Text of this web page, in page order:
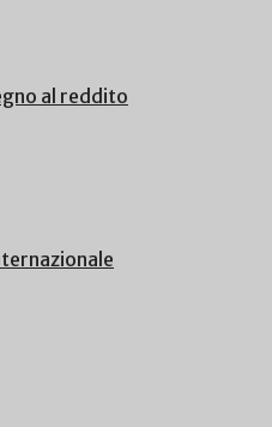
al reddito